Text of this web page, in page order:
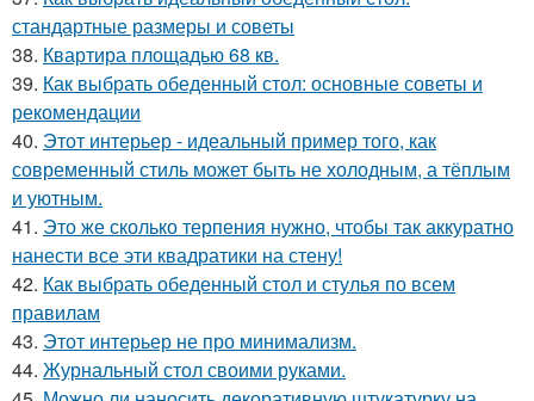
стандартные размеры и советы
38. Квартира площадью 68 кв.
39. Как выбрать обеденный стол: основные советы и
рекомендации
40. Этот интерьер - идеальный пример того, как
современный стиль может быть не холодным, а тёплым
и уютным.
41. Это же сколько терпения нужно, чтобы так аккуратно
нанести все эти квадратики на стену!
42. Как выбрать обеденный стол и стулья по всем
правилам
43. Этот интерьер не про минимализм.
44. Журнальный стол своими руками.